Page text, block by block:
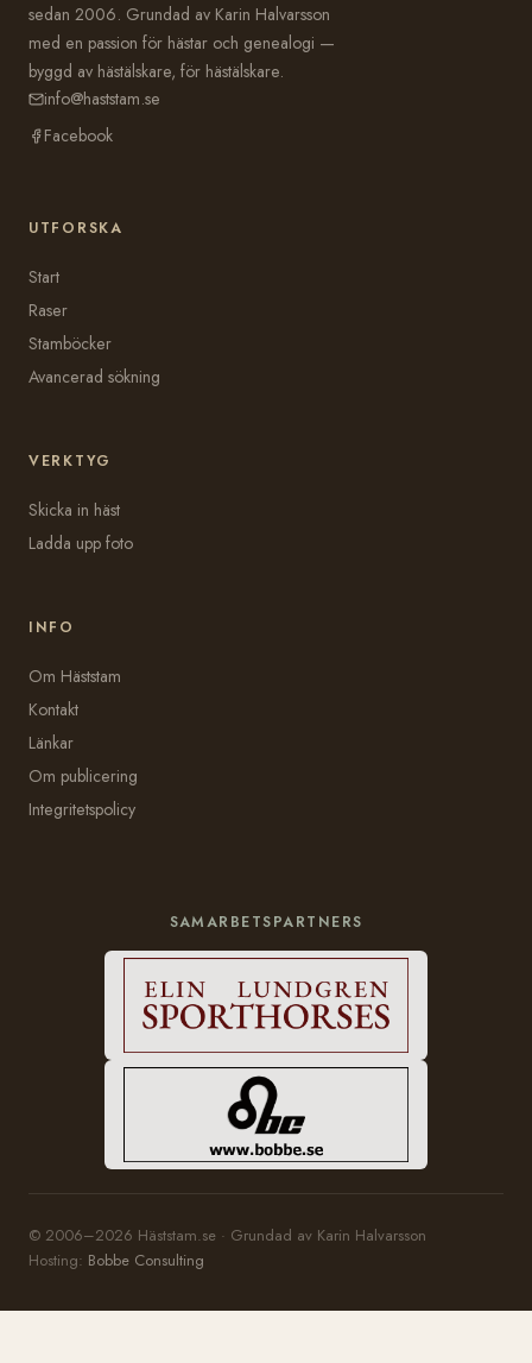
sedan 2006. Grundad av Karin Halvarsson
med en passion för hästar och genealogi —
byggd av hästälskare, för hästälskare.
info@haststam.se
Facebook
UTFORSKA
Start
Raser
Stamböcker
Avancerad sökning
VERKTYG
Skicka in häst
Ladda upp foto
INFO
Om Häststam
Kontakt
Länkar
Om publicering
Integritetspolicy
SAMARBETSPARTNERS
© 2006–2026 Häststam.se · Grundad av Karin Halvarsson
Hosting: Bobbe Consulting